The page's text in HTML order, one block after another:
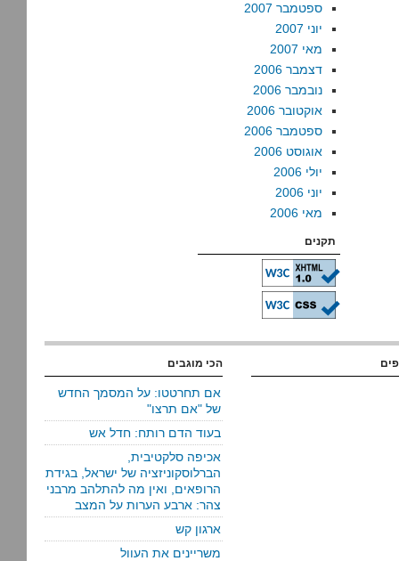
ספטמבר 2007
יוני 2007
מאי 2007
דצמבר 2006
נובמבר 2006
אוקטובר 2006
ספטמבר 2006
אוגוסט 2006
יולי 2006
יוני 2006
מאי 2006
תקנים
הכי מוגבים
אם תחרטטו: על המסמך החדש
של "אם תרצו"
בעוד הדם רותח: חדל אש
אכיפה סלקטיבית,
הברלוסקוניזציה של ישראל, בגידת
הרופאים, ואין מה להתלהב מרבני
צהר: ארבע הערות על המצב
ארגון קש
משריינים את העוול